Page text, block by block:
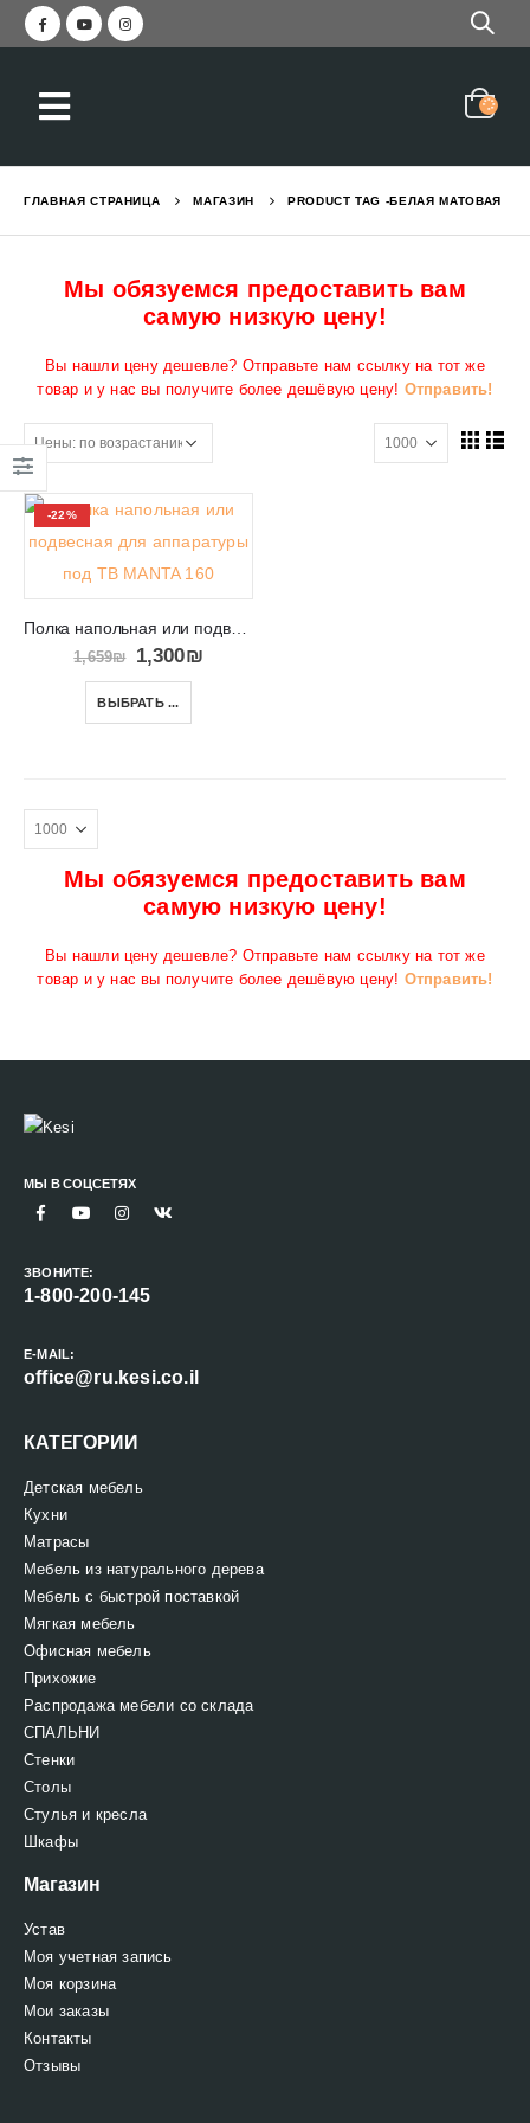
ГЛАВНАЯ СТРАНИЦА МАГАЗИН PRODUCT TAG -БЕЛАЯ МАТОВАЯ
Мы обязуемся предоставить вам
самую низкую цену!
Вы нашли цену дешевле? Отправьте нам ссылку на тот же
товар и у нас вы получите более дешёвую цену! Отправить!
-22%
Полка напольная или подвесная для аппаратуры под ТВ MANTA 160
1,659₪ 1,300₪
ВЫБРАТЬ ...
Мы обязуемся предоставить вам
самую низкую цену!
Вы нашли цену дешевле? Отправьте нам ссылку на тот же
товар и у нас вы получите более дешёвую цену! Отправить!
МЫ В СОЦСЕТЯХ
ЗВОНИТЕ:
1-800-200-145
E-MAIL:
office@ru.kesi.co.il
КАТЕГОРИИ
Детская мебель
Кухни
Матрасы
Мебель из натурального дерева
Мебель с быстрой поставкой
Мягкая мебель
Офисная мебель
Прихожие
Распродажа мебели со склада
СПАЛЬНИ
Стенки
Столы
Стулья и кресла
Шкафы
Магазин
Устав
Моя учетная запись
Моя корзина
Мои заказы
Контакты
Отзывы